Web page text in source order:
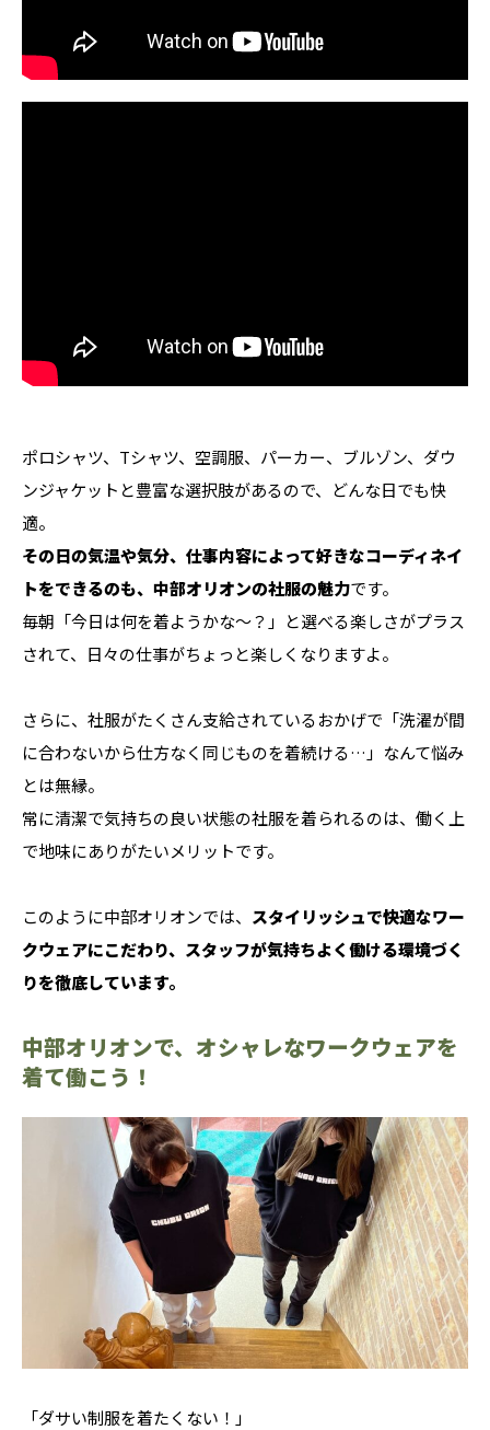
ポロシャツ、Tシャツ、空調服、パーカー、ブルゾン、ダウ
ンジャケットと豊富な選択肢があるので、どんな日でも快
適。
その日の気温や気分、仕事内容によって好きなコーディネイ
トをできるのも、中部オリオンの社服の魅力です。
毎朝「今日は何を着ようかな～？」と選べる楽しさがプラス
されて、日々の仕事がちょっと楽しくなりますよ。
さらに、社服がたくさん支給されているおかげで「洗濯が間
に合わないから仕方なく同じものを着続ける…」なんて悩み
とは無縁。
常に清潔で気持ちの良い状態の社服を着られるのは、働く上
で地味にありがたいメリットです。
このように中部オリオンでは、 スタイリッシュで快適なワー
クウェアにこだわり、スタッフが気持ちよく働ける環境づく
りを徹底しています。
中部オリオンで、オシャレなワークウェアを
着て働こう！
「ダサい制服を着たくない！」